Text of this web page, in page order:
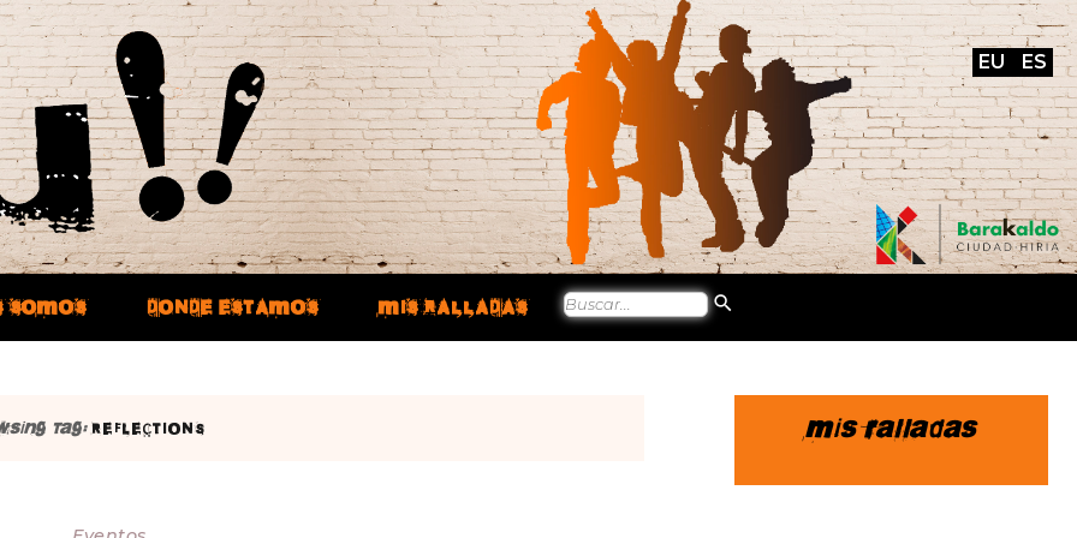
EU ES
SOMOS DONDE ESTAMOS MIS RALLADAS
Tag:REFLECTIONS Mis ralladas